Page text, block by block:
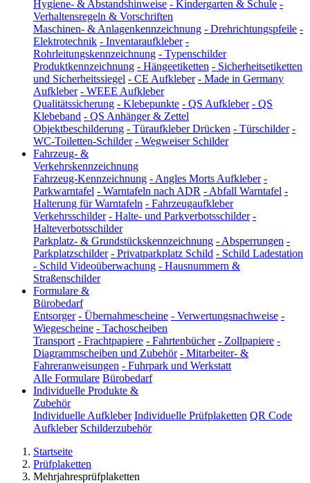
Hygiene- & Abstandshinweise - Kindergarten & Schule -
Verhaltensregeln & Vorschriften
Maschinen- & Anlagenkennzeichnung - Drehrichtungspfeile -
Elektrotechnik - Inventaraufkleber -
Rohrleitungskennzeichnung - Typenschilder
Produktkennzeichnung - Hängeetiketten - Sicherheitsetiketten
und Sicherheitssiegel - CE Aufkleber - Made in Germany
Aufkleber - WEEE Aufkleber
Qualitätssicherung - Klebepunkte - QS Aufkleber - QS
Klebeband - QS Anhänger & Zettel
Objektbeschilderung - Türaufkleber Drücken - Türschilder -
WC-Toiletten-Schilder - Wegweiser Schilder
Fahrzeug- &
Verkehrskennzeichnung
Fahrzeug-Kennzeichnung - Angles Morts Aufkleber -
Parkwarntafel - Warntafeln nach ADR - Abfall Warntafel -
Halterung für Warntafeln - Fahrzeugaufkleber
Verkehrsschilder - Halte- und Parkverbotsschilder -
Halteverbotsschilder
Parkplatz- & Grundstückskennzeichnung - Absperrungen -
Parkplatzschilder - Privatparkplatz Schild - Schild Ladestation
- Schild Videoüberwachung - Hausnummern &
Straßenschilder
Formulare &
Bürobedarf
Entsorger - Übernahmescheine - Verwertungsnachweise -
Wiegescheine - Tachoscheiben
Transport - Frachtpapiere - Fahrtenbücher - Zollpapiere -
Diagrammscheiben und Zubehör - Mitarbeiter- &
Fahreranweisungen - Fuhrpark und Werkstatt
Alle Formulare Bürobedarf
Individuelle Produkte &
Zubehör
Individuelle Aufkleber Individuelle Prüfplaketten QR Code
Aufkleber Schilderzubehör
Startseite
Prüfplaketten
Mehrjahresprüfplaketten